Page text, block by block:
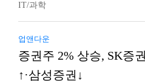
IT/과학
업앤다운
증권주 2% 상승, SK증권
↑·삼성증권↓